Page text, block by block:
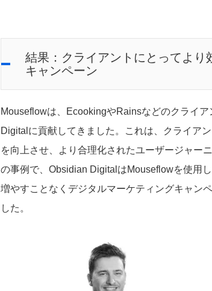
結果：クライアントにとってよ
キャンペーン
Mouseflowは、EcookingやRainsなどのクライ
Digitalに貢献してきました。これは、クライア
を向上させ、より合理化されたユーザージャー
の事例で、Obsidian DigitalはMouseflowを使用
増やすことなくデジタルマーケティングキャン
した。